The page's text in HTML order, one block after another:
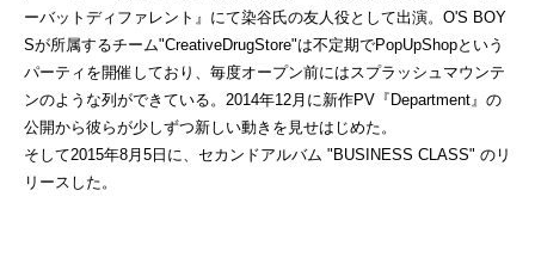
ーバットディファレント』にて染谷氏の友人役として出演。O'S BOY
Sが所属するチーム"CreativeDrugStore"は不定期でPopUpShopという
パーティを開催しており、毎度オープン前にはスプラッシュマウンテ
ンのような列ができている。2014年12月に新作PV『Department』の
公開から彼らが少しずつ新しい動きを見せはじめた。
そして2015年8月5日に、セカンドアルバム "BUSINESS CLASS" のリ
リースした。